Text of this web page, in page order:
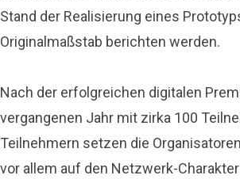
Stand der Realisierung eines
Originalmaßstab berichten werden.
Nach der erfolgreichen digitalen
vergangenen Jahr mit zirka 100
Teilnehmern setzen die
vor allem auf den Netzwerk-